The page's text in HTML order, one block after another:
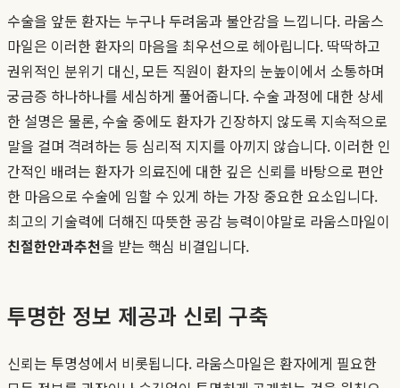
수술을 앞둔 환자는 누구나 두려움과 불안감을 느낍니다. 라움스
마일은 이러한 환자의 마음을 최우선으로 헤아립니다. 딱딱하고
권위적인 분위기 대신, 모든 직원이 환자의 눈높이에서 소통하며
궁금증 하나하나를 세심하게 풀어줍니다. 수술 과정에 대한 상세
한 설명은 물론, 수술 중에도 환자가 긴장하지 않도록 지속적으로
말을 걸며 격려하는 등 심리적 지지를 아끼지 않습니다. 이러한 인
간적인 배려는 환자가 의료진에 대한 깊은 신뢰를 바탕으로 편안
한 마음으로 수술에 임할 수 있게 하는 가장 중요한 요소입니다.
최고의 기술력에 더해진 따뜻한 공감 능력이야말로 라움스마일이
친절한안과추천을 받는 핵심 비결입니다.
투명한 정보 제공과 신뢰 구축
신뢰는 투명성에서 비롯됩니다. 라움스마일은 환자에게 필요한